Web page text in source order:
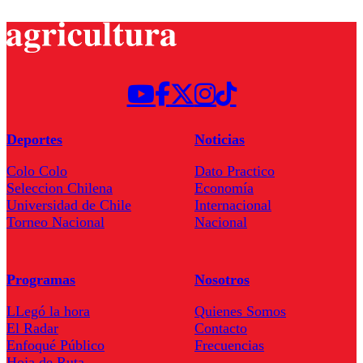
Deportes
Colo Colo
Seleccion Chilena
Universidad de Chile
Torneo Nacional
Noticias
Dato Practico
Economía
Internacional
Nacional
Programas
LLegó la hora
El Radar
Enfoqué Público
Nosotros
Quienes Somos
Contacto
Frecuencias